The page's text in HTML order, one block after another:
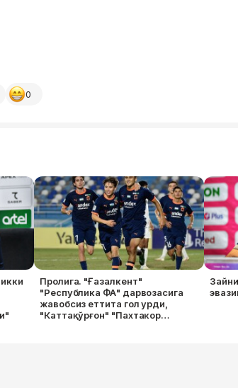
0
Пролига. "Ғазалкент"
"Республика ФА" дарвозасига
жавобсиз еттита гол урди,
"Каттақўрғон" "Пахтакор